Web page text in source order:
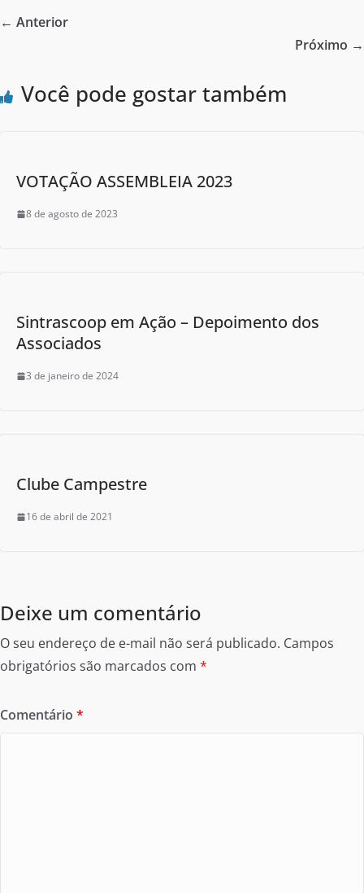
e
o
← Anterior
Próximo →
Você pode gostar também
VOTAÇÃO ASSEMBLEIA 2023
8 de agosto de 2023
Sintrascoop em Ação – Depoimento dos
Associados
3 de janeiro de 2024
Clube Campestre
16 de abril de 2021
Deixe um comentário
O seu endereço de e-mail não será publicado. Campos
obrigatórios são marcados com *
Comentário *